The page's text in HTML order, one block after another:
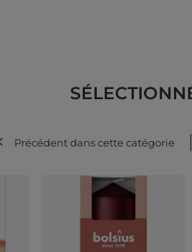
Précédent dans cette catégorie